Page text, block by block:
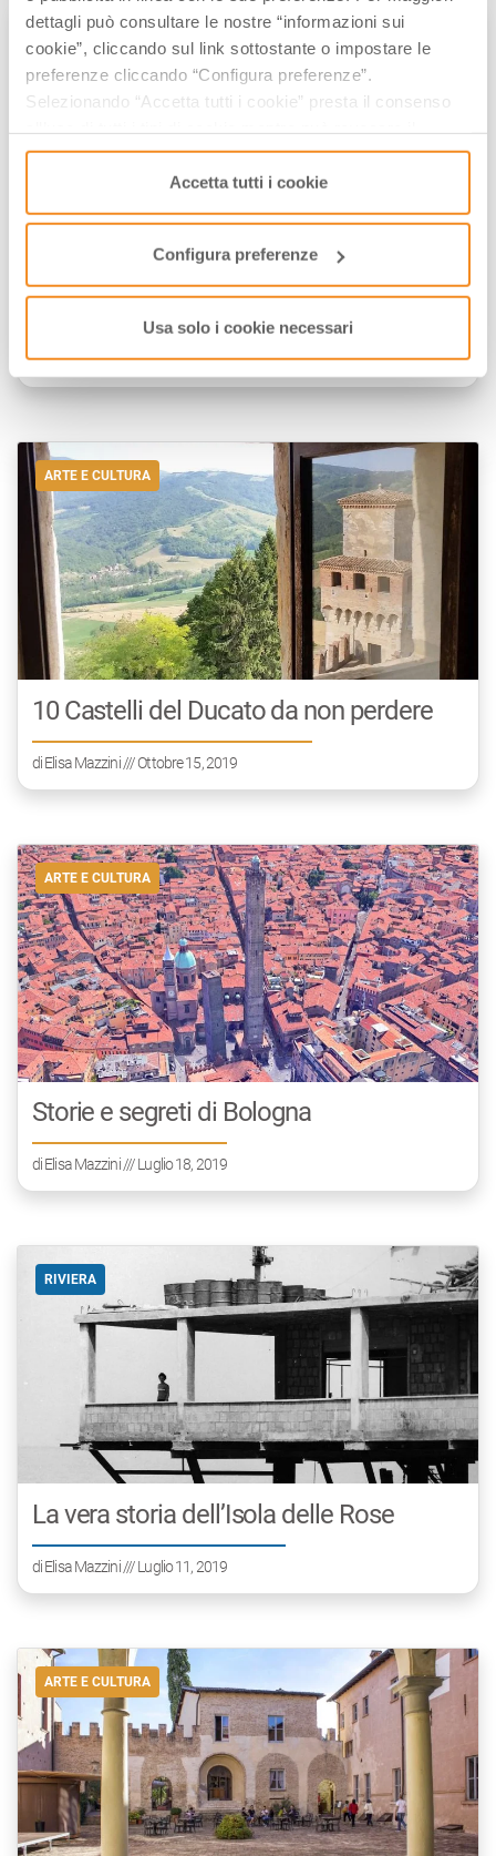
dettagli può consultare le nostre “informazioni sui
cookie”, cliccando sul link sottostante o impostare le
preferenze cliccando “Configura preferenze”.
Selezionando “Accetta tutti i cookie” presta il consenso
consenso cliccando su “Usa solo i cookie necessari” e
saranno attivati i soli cookie tecnici necessari al corretto
funzionamento del sito.
Accetta tutti i cookie
Configura preferenze
Usa solo i cookie necessari
CITTÀ D'ARTE
dintorni
diElisa Mazzini/// Ottobre 24, 2019
ARTE E CULTURA
10 Castelli del Ducato da non perdere
diElisa Mazzini/// Ottobre 15, 2019
ARTE E CULTURA
Storie e segreti di Bologna
diElisa Mazzini/// Luglio 18, 2019
RIVIERA
La vera storia dell’Isola delle Rose
diElisa Mazzini/// Luglio 11, 2019
ARTE E CULTURA